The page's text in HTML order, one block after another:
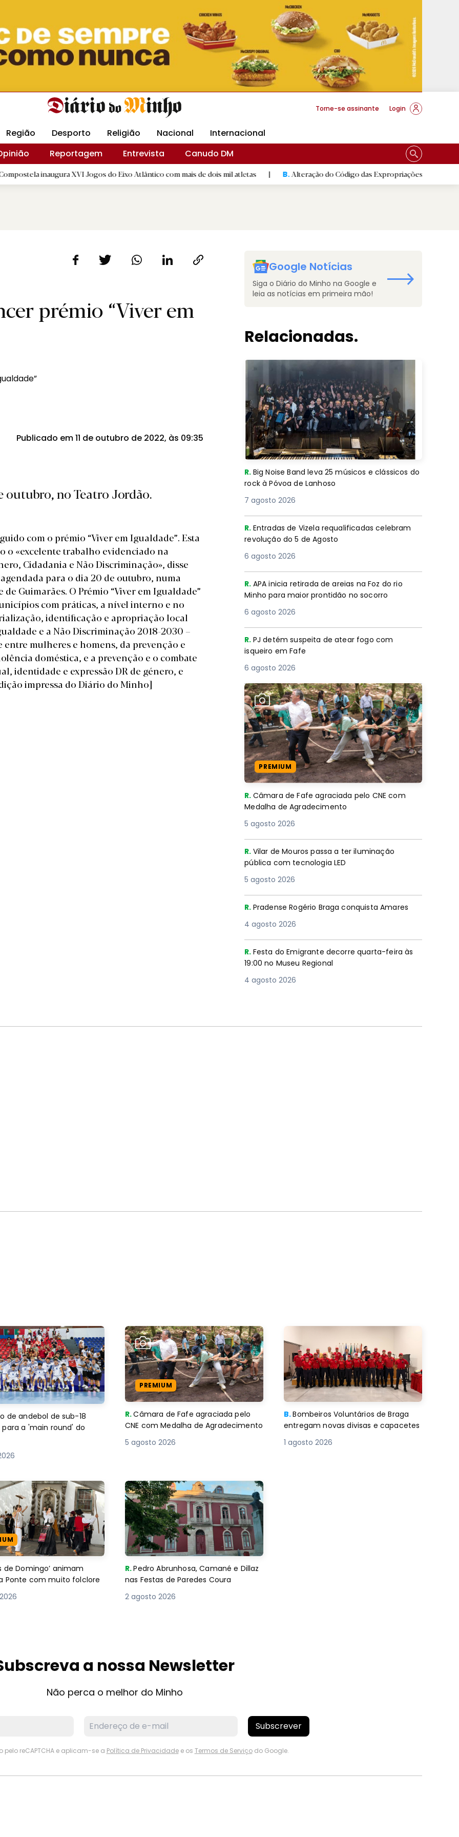
Revista Minha Gráfica DM Livraria DM Arquidiocese Braga
Torne-se assinante Login
Região Desporto Religião Nacional
Internacional
Reportagem Entrevista Canudo DM
inaugura XVI Jogos do Eixo Atlântico com mais de dois mil atletas | B.Alteração do Código das Expropriações pode ajudar
prémio “Viver em
Publicado em 11 de outubro de 2022, às 09:35
outubro, no Teatro Jordão.
com o prémio “Viver em Igualdade”. Esta
o «excelente trabalho evidenciado na
Cidadania e Não Discriminação», disse
para o dia 20 de outubro, numa
Guimarães. O Prémio “Viver em Igualdade”
com práticas, a nível interno e no
identificação e apropriação local
e a Não Discriminação 2018-2030 –
mulheres e homens, da prevenção e
doméstica, e a prevenção e o combate
identidade e expressão DR de género, e
impressa do Diário do Minho]
Google Notícias
Siga o Diário do Minho na Google e
leia as notícias em primeira mão!
Relacionadas.
R. Big Noise Band leva 25 músicos e clássicos do
rock à Póvoa de Lanhoso
7 agosto 2026
R. Entradas de Vizela requalificadas celebram
revolução do 5 de Agosto
6 agosto 2026
R. APA inicia retirada de areias na Foz do rio
Minho para maior prontidão no socorro
6 agosto 2026
R. PJ detém suspeita de atear fogo com
isqueiro em Fafe
6 agosto 2026
PREMIUM
R. Câmara de Fafe agraciada pelo CNE com
Medalha de Agradecimento
5 agosto 2026
R. Vilar de Mouros passa a ter iluminação
pública com tecnologia LED
5 agosto 2026
R. Pradense Rogério Braga conquista Amares
4 agosto 2026
R. Festa do Emigrante decorre quarta-feira às
19:00 no Museu Regional
4 agosto 2026
de andebol de sub-18
a 'main round' do
PREMIUM
R.Câmara de Fafe agraciada pelo
CNE com Medalha de Agradecimento
5 agosto 2026
B.Bombeiros Voluntários de Braga
entregam novas divisas e capacetes
1 agosto 2026
de Domingo’ animam
Ponte com muito folclore
R.Pedro Abrunhosa, Camané e Dillaz
nas Festas de Paredes Coura
2 agosto 2026
a nossa Newsletter
Não perca o melhor do Minho
Subscrever
pelo reCAPTCHA e aplicam-se a Política de Privacidadee os Termos de Serviçodo Google.